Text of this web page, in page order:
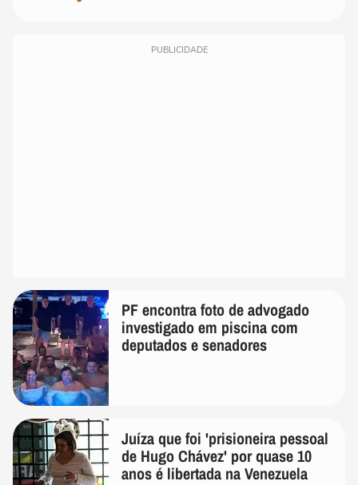
PUBLICIDADE
PF encontra foto de advogado
investigado em piscina com
deputados e senadores
Juíza que foi 'prisioneira pessoal
de Hugo Chávez' por quase 10
anos é libertada na Venezuela